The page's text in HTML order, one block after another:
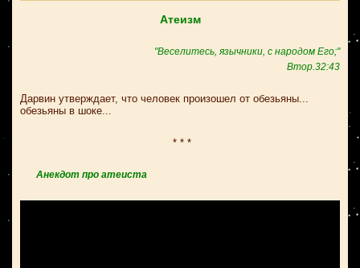
Атеизм
"Веселитесь, язычники, с народом Его;"
Втор.32:43
Дарвин утверждает, что человек произошел от обезьяны...
обезьяны в шоке...
* * *
Анекдот про атеиста